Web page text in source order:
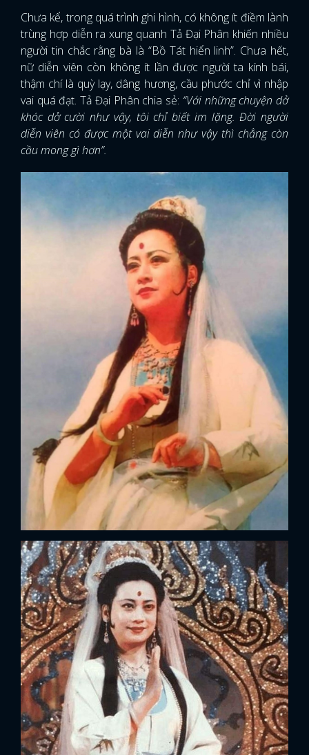
Chưa kể, trong quá trình ghi hình, có không ít điềm lành
trùng hợp diễn ra xung quanh Tả Đại Phân khiến nhiều
người tin chắc rằng bà là “Bồ Tát hiển linh”. Chưa hết,
nữ diễn viên còn không ít lần được người ta kính bái,
thậm chí là quỳ lạy, dâng hương, cầu phước chỉ vì nhập
vai quá đạt. Tả Đại Phân chia sẻ: “Với những chuyện dở
khóc dở cười như vậy, tôi chỉ biết im lặng. Đời người
diễn viên có được một vai diễn như vậy thì chẳng còn
cầu mong gì hơn”.